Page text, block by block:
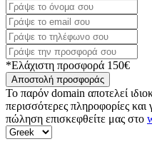
*Ελάχιστη προσφορά 150€
Αποστολή προσφοράς
Το παρόν domain αποτελεί
περισσότερες πληροφορίες και
πώληση επισκεφθείτε μας στο